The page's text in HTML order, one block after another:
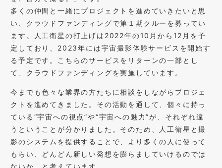
多くの仲間と一緒にプロジェクトを進めていきたいと思
い、クラウドファンディングで第１期クルーを募ってい
ます。人工衛星の打上げは 2022年の10 月から 12 月を予
定しており、 2023年には宇宙撮影体験サービスを開始す
る予定です。こちらのサービスをリターンの一部とし
て、クラウドファンディングを実施しています。
今までも色々な業界の方たちに相談をしながらプロジェ
クトを進めてきました。その活動を通して、個々に持っ
ている “宇宙への視点”や“宇宙への魅力”が、それぞれ違
うということが分かりました。そのため、人工衛星と撮
影のシステムを提供することで、より多くの人に使って
もらい、どんどん新しい発想を膨らましていけるのでは